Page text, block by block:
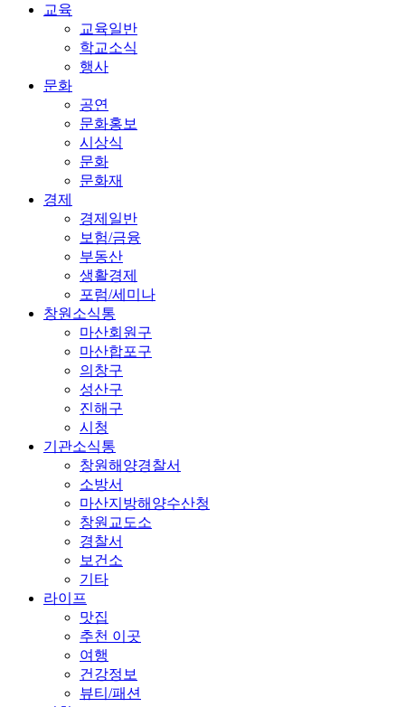
교육
교육일반
학교소식
행사
문화
공연
문화홍보
시상식
문화
문화재
경제
경제일반
보험/금융
부동산
생활경제
포럼/세미나
창원소식통
마산회원구
마산합포구
의창구
성산구
진해구
시청
기관소식통
창원해양경찰서
소방서
마산지방해양수산청
창원교도소
경찰서
보건소
기타
라이프
맛집
추천 이곳
여행
건강정보
뷰티/패션